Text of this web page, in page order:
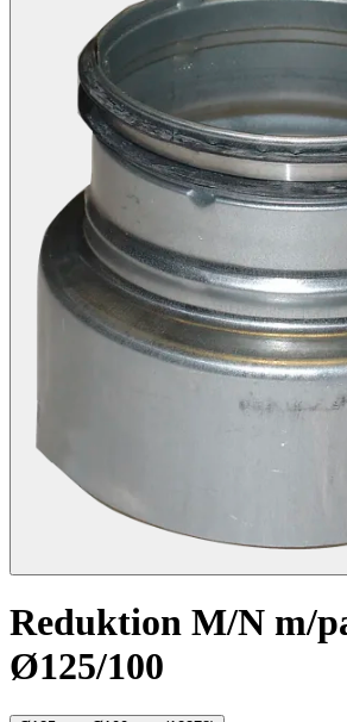
Reduktion M/N m/
Ø125/100